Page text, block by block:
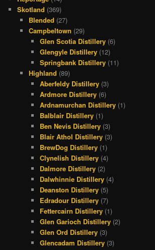
Skotland (369)
Blended (27)
Campbeltown (29)
Glen Scotia Distillery (6)
Glengyle Distillery (12)
Springbank Distillery (11)
Highland (89)
Aberfeldy Distillery (3)
Ardmore Distillery (6)
Ardnamurchan Distillery (1)
Balblair Distillery (1)
Ben Nevis Distillery (3)
Blair Athol Distillery (3)
BrewDog Distillery (1)
Clynelish Distillery (4)
Dalmore Distillery (2)
Dalwhinnie Distillery (4)
Deanston Distillery (5)
Edradour Distillery (7)
Fettercairn Distillery (1)
Glen Garioch Distillery (2)
Glen Ord Distillery (3)
Glencadam Distillery (3)